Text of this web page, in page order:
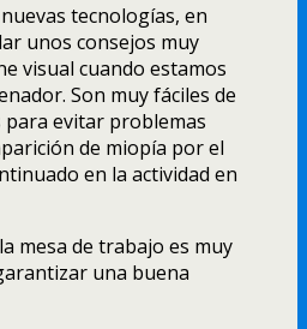
tecnologí­as, en
unos consejos muy
visual cuando estamos
Son muy fáciles de
para evitar problemas
de miopí­a por el
en la actividad en
mesa de trabajo es muy
una buena